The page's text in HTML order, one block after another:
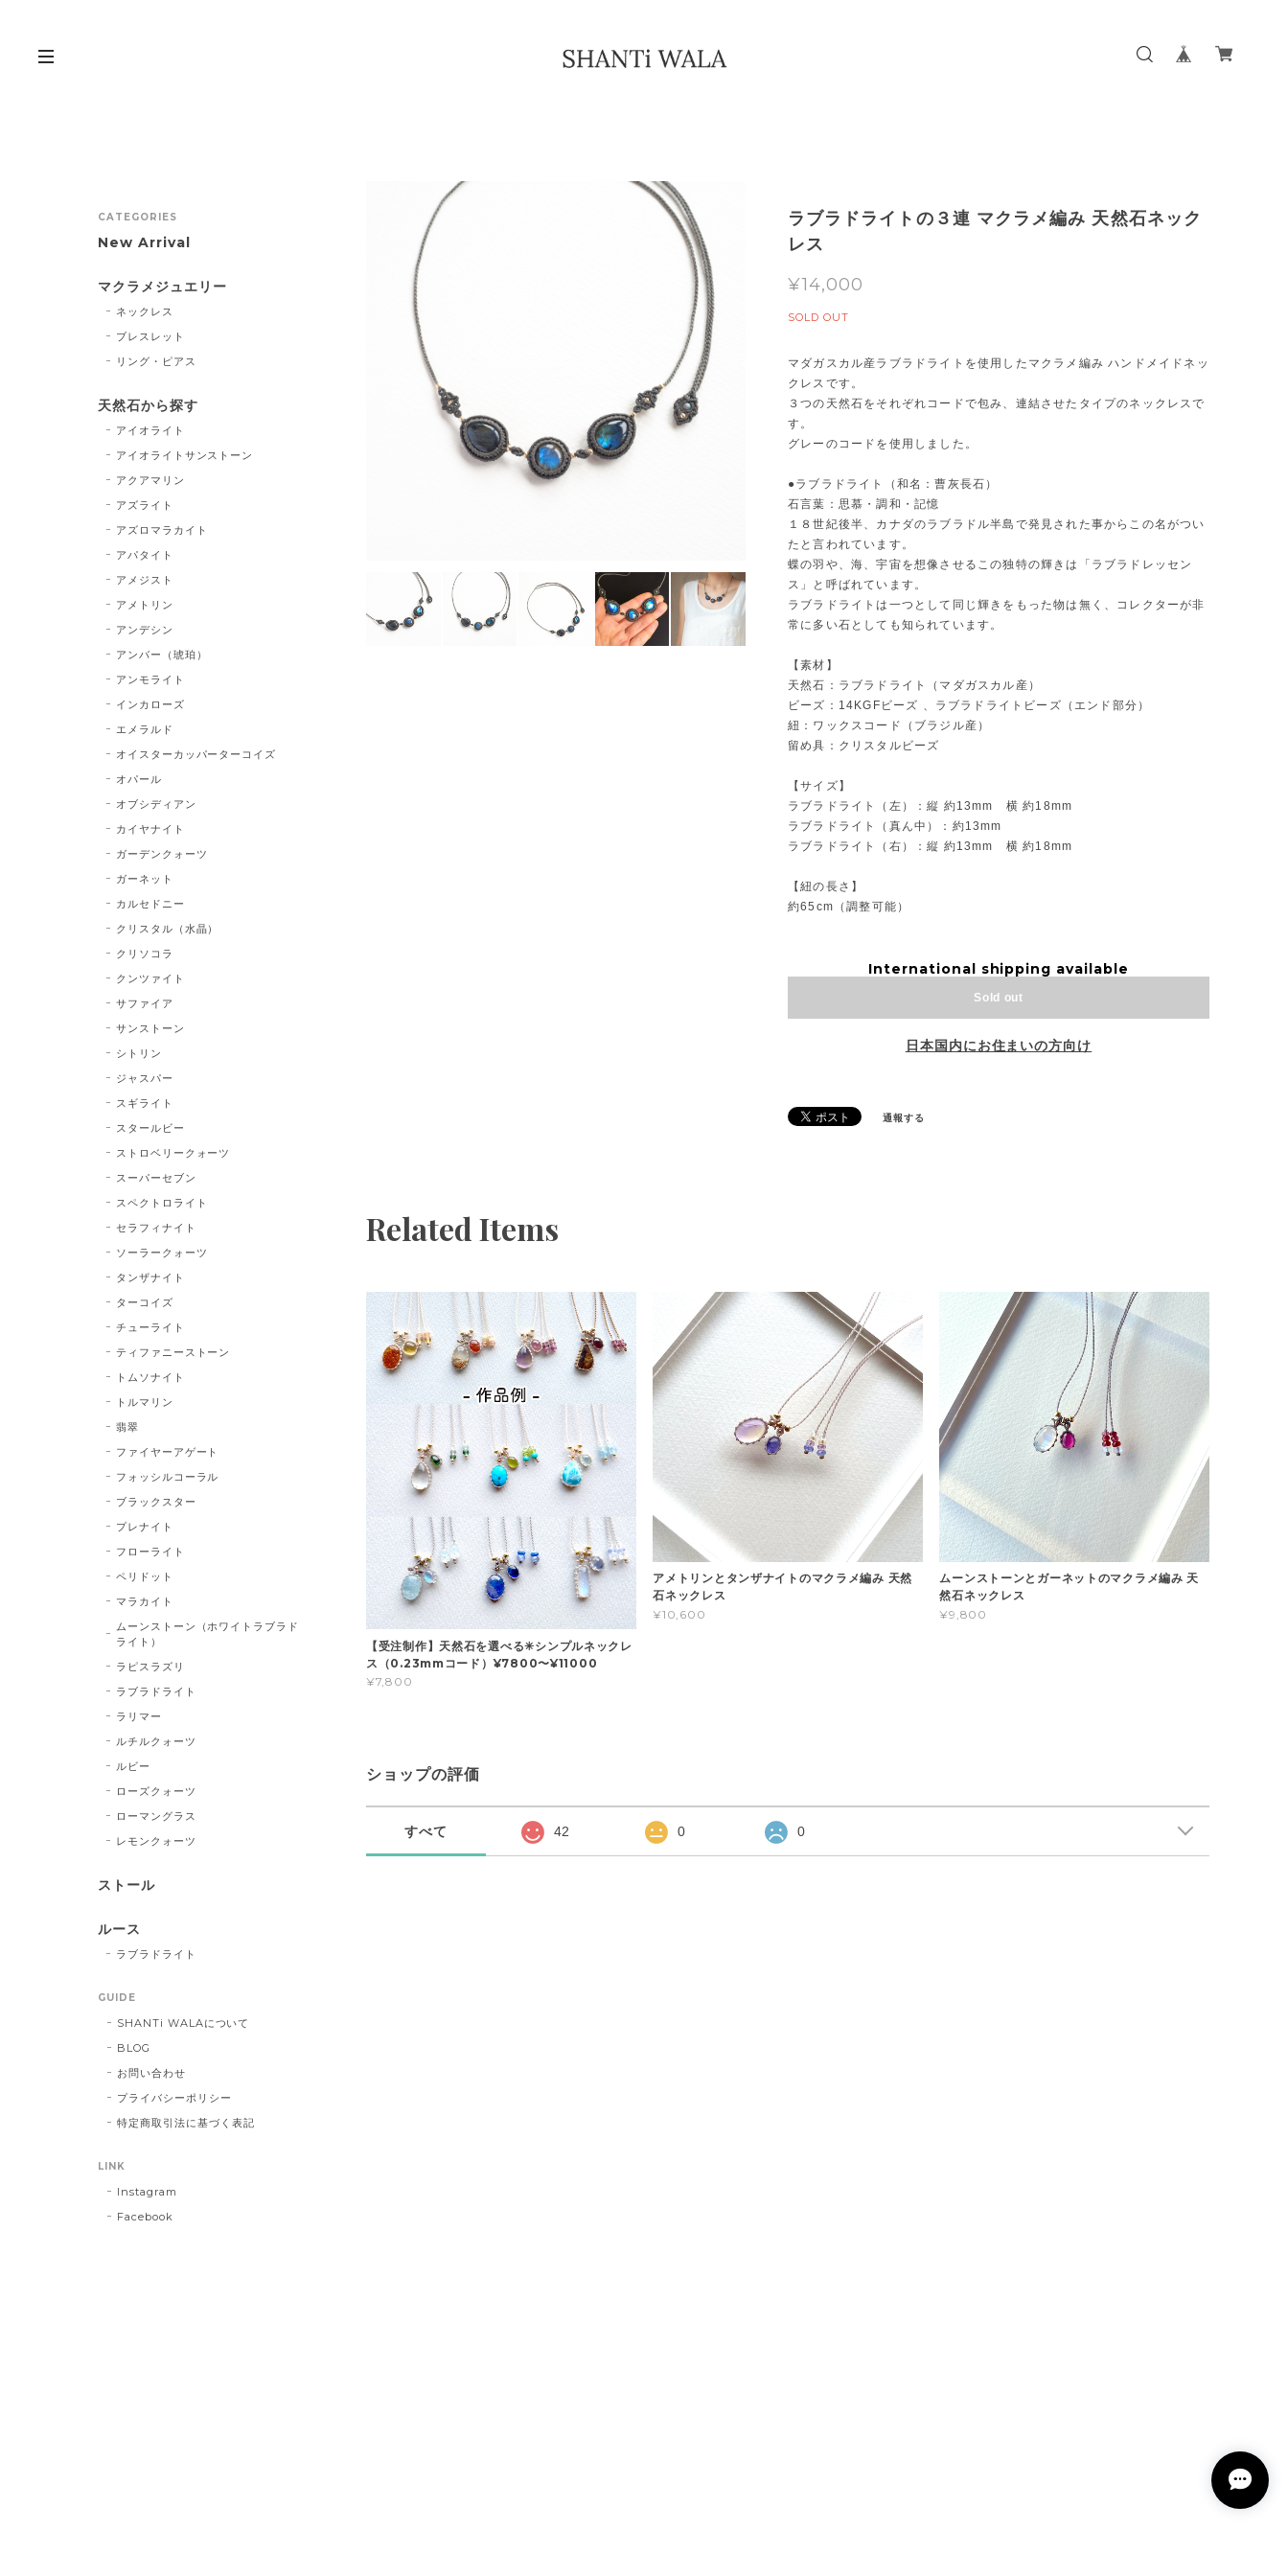
ラブラドライトの３連 マクラメ編み 天然石ネック
レス
¥14,000
SOLD OUT
マダガスカル産ラブラドライトを使用したマクラメ編み ハンドメイドネッ
クレスです。
３つの天然石をそれぞれコードで包み、連結させたタイプのネックレスで
す。
グレーのコードを使用しました。
●ラブラドライト（和名：曹灰長石）
石言葉：思慕・調和・記憶
１８世紀後半、カナダのラブラドル半島で発見された事からこの名がつい
たと言われています。
蝶の羽や、海、宇宙を想像させるこの独特の輝きは「ラブラドレッセン
ス」と呼ばれています。
ラブラドライトは一つとして同じ輝きをもった物は無く、コレクターが非
常に多い石としても知られています。
【素材】
天然石：ラブラドライト（マダガスカル産）
ビーズ：14KGFビーズ 、ラブラドライトビーズ（エンド部分）
紐：ワックスコード（ブラジル産）
留め具：クリスタルビーズ
【サイズ】
ラブラドライト（左）：縦 約13mm 横 約18mm
ラブラドライト（真ん中）：約13mm
ラブラドライト（右）：縦 約13mm 横 約18mm
【紐の長さ】
約65cm（調整可能）
International shipping available
Sold out
日本国内にお住まいの方向け
通報する
Related Items
【受注制作】天然石を選べる✳︎シンプルネックレ
ス（0.23mmコード）¥7800〜¥11000
¥7,800
アメトリンとタンザナイトのマクラメ編み 天然
石ネックレス
¥10,600
ムーンストーンとガーネットのマクラメ編み 天
然石ネックレス
¥9,800
ショップの評価
すべて 42 0 0
CATEGORIES
New Arrival
マクラメジュエリー
ネックレス
ブレスレット
リング・ピアス
天然石から探す
アイオライト
アイオライトサンストーン
アクアマリン
アズライト
アズロマラカイト
アパタイト
アメジスト
アメトリン
アンデシン
アンバー（琥珀）
アンモライト
インカローズ
エメラルド
オイスターカッパーターコイズ
オパール
オブシディアン
カイヤナイト
ガーデンクォーツ
ガーネット
カルセドニー
クリスタル（水晶）
クリソコラ
クンツァイト
サファイア
サンストーン
シトリン
ジャスパー
スギライト
スタールビー
ストロベリークォーツ
スーパーセブン
スペクトロライト
セラフィナイト
ソーラークォーツ
タンザナイト
ターコイズ
チューライト
ティファニーストーン
トムソナイト
トルマリン
翡翠
ファイヤーアゲート
フォッシルコーラル
ブラックスター
プレナイト
フローライト
ペリドット
マラカイト
ムーンストーン（ホワイトラブラド
ライト）
ラピスラズリ
ラブラドライト
ラリマー
ルチルクォーツ
ルビー
ローズクォーツ
ローマングラス
レモンクォーツ
ストール
ルース
ラブラドライト
GUIDE
SHANTi WALAについて
BLOG
お問い合わせ
プライバシーポリシー
特定商取引法に基づく表記
LINK
Instagram
Facebook